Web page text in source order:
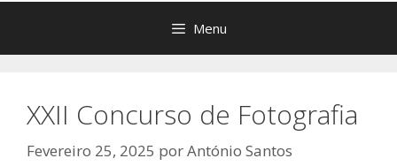
Menu
XXII Concurso de Fotografia
Fevereiro 25, 2025 porAntónio Santos